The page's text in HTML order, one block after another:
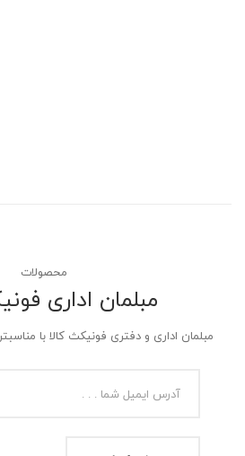
محصولات
مبلمان اداری
مبلمان اداری و دفتری فونیکث کالا با